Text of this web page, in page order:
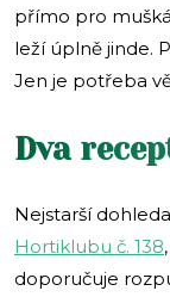
přímo pro
leží úplně jinde.
Jen je potřeba
Dva
Nejstarší
Hortiklubu č. 138
doporučuje